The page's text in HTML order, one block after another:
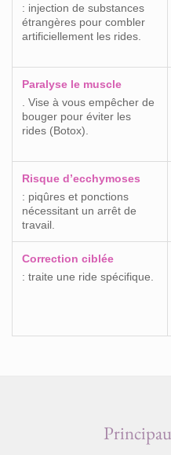
: injection de substances
étrangères pour combler
artificiellement les rides.
Paralyse le muscle
. Vise à vous empêcher de
bouger pour éviter les
rides (Botox).
Risque d’ecchymoses
: piqûres et ponctions
nécessitant un arrêt de
travail.
Correction ciblée
: traite une ride spécifique.